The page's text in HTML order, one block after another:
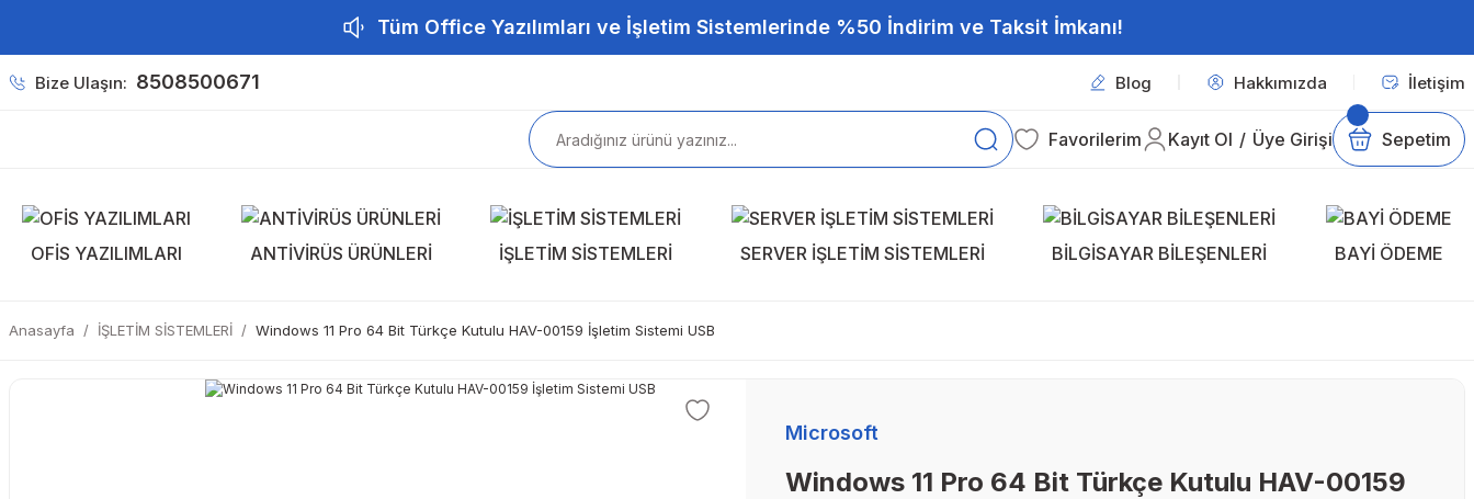
Tüm Office Yazılımları ve İşletim Sistemlerinde %50 İndirim ve Taksit İmkanı!
Bize Ulaşın: 8508500671 Blog Hakkımızda İletişim
Favorilerim Kayıt Ol / Üye Girişi Sepetim
OFİS YAZILIMLARI ANTİVİRÜS ÜRÜNLERİ İŞLETİM SİSTEMLERİ SERVER İŞLETİM SİSTEMLERİ BİLGİSAYAR BİLEŞENLERİ BAYİ ÖDEME
Anasayfa İŞLETİM SİSTEMLERİ Windows 11 Pro 64 Bit Türkçe Kutulu HAV-00159 İşletim Sistemi USB
Microsoft
Windows 11 Pro 64 Bit Türkçe Kutulu HAV-00159